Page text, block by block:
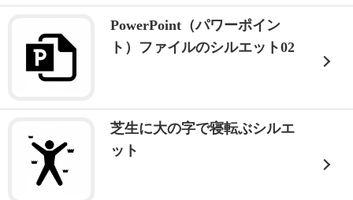
PowerPoint（パワーポイン
ト）ファイルのシルエット02
芝生に大の字で寝転ぶシルエ
ット